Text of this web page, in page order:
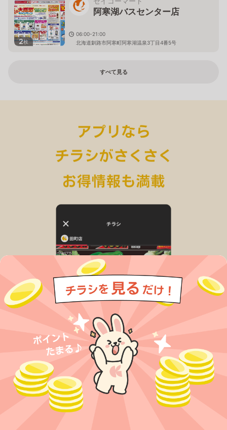
2枚
阿寒湖バスセンター店
06:00-21:00
北海道釧路市阿寒町阿寒湖温泉3丁目4番5号
すべて見る